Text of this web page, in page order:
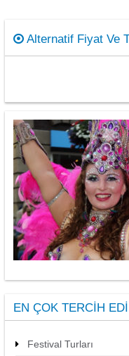
Alternatif Fiyat Ve
EN ÇOK TERCIH
Festival Turları